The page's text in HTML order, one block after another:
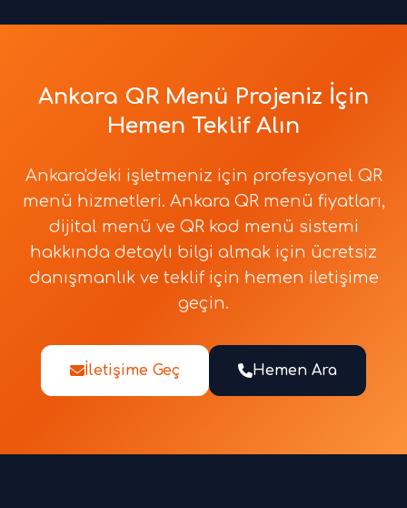
Ankara QR Menü Projeniz İçin
Hemen Teklif Alın
Ankara'deki işletmeniz için profesyonel QR
menü hizmetleri. Ankara QR menü fiyatları,
dijital menü ve QR kod menü sistemi
hakkında detaylı bilgi almak için ücretsiz
danışmanlık ve teklif için hemen iletişime
geçin.
İletişime Geç Hemen Ara